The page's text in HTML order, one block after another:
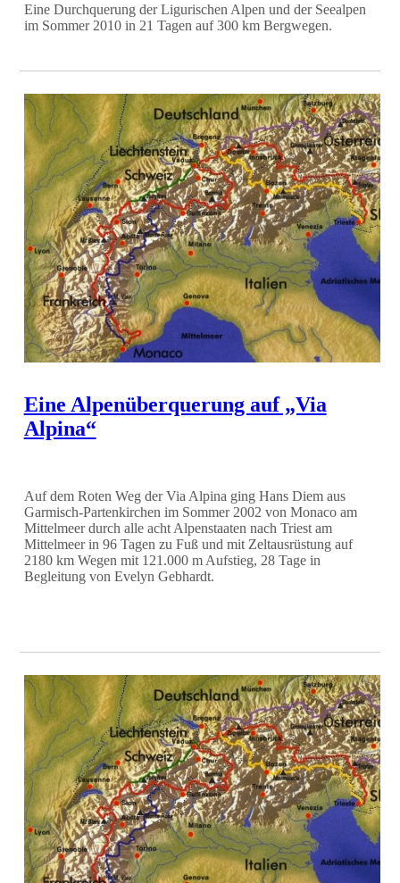
Eine Durchquerung der Ligurischen Alpen und der Seealpen
im Sommer 2010 in 21 Tagen auf 300 km Bergwegen.
Eine Alpenüberquerung auf „Via
Alpina“
Auf dem Roten Weg der Via Alpina ging Hans Diem aus
Garmisch-Partenkirchen im Sommer 2002 von Monaco am
Mittelmeer durch alle acht Alpenstaaten nach Triest am
Mittelmeer in 96 Tagen zu Fuß und mit Zeltausrüstung auf
2180 km Wegen mit 121.000 m Aufstieg, 28 Tage in
Begleitung von Evelyn Gebhardt.